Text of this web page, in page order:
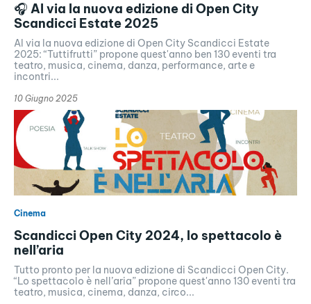
🎧 Al via la nuova edizione di Open City
Scandicci Estate 2025
Al via la nuova edizione di Open City Scandicci Estate
2025: “Tuttifrutti” propone quest'anno ben 130 eventi tra
teatro, musica, cinema, danza, performance, arte e
incontri...
10 Giugno 2025
Cinema
Scandicci Open City 2024, lo spettacolo è
nell’aria
Tutto pronto per la nuova edizione di Scandicci Open City.
“Lo spettacolo è nell’aria” propone quest'anno 130 eventi tra
teatro, musica, cinema, danza, circo...